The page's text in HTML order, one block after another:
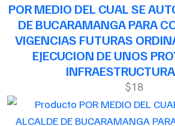
POR MEDIO DEL CUAL SE
DE BUCARAMANGA PARA
VIGENCIAS FUTURAS
EJECUCION DE UNOS
$18